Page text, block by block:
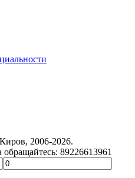
2006-2026.
89226613961